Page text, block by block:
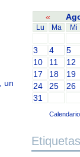
, un
«
Lu Ma Mi
3
4 5
10
11 12
17
18 19
24
25 26
31
Etiquetas